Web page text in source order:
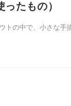
たもの）
トの中で、小さな手